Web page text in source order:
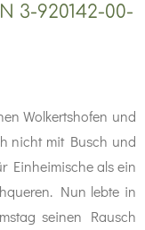
3-920142-00-
Wolkertshofen und
nicht mit Busch und
Einheimische als ein
Nun lebte in
seinen Rausch